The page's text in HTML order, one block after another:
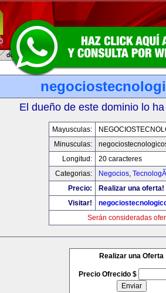
El dueño de este dominio lo
Mayusculas:
Minusculas:
Longitud:
20 caracteres
Categorias:
Negocios,
Precio:
Realizar una oferta!
Visitar!
Serán consideradas
Realizar una Oferta
Precio Ofrecido $